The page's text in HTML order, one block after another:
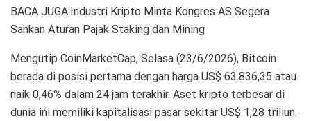
BACA JUGA:Industri Kripto Minta Kongres AS Segera
Sahkan Aturan Pajak Staking dan Mining
Mengutip CoinMarketCap, Selasa (23/6/2026), Bitcoin
berada di posisi pertama dengan harga US$ 63.836,35 atau
naik 0,46% dalam 24 jam terakhir. Aset kripto terbesar di
dunia ini memiliki kapitalisasi pasar sekitar US$ 1,28 triliun.